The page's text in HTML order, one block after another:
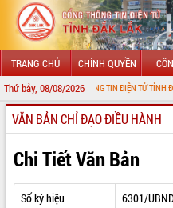
TRANG CHỦ CHÍNH QUYỀN
Thứ bảy, 08/08/2026
CỔNG THÔNG TIN ĐIỆN TỬ TỈNH ĐẮK LẮK
GIỚI THIỆU
LÃNH ĐẠO UBND TỈNH
TIN TỨC SỰ KIỆN
VĂN BẢN CHỈ ĐẠO ĐIỀU HÀNH
Chi Tiết Văn Bản
Số ký hiệu
6301/